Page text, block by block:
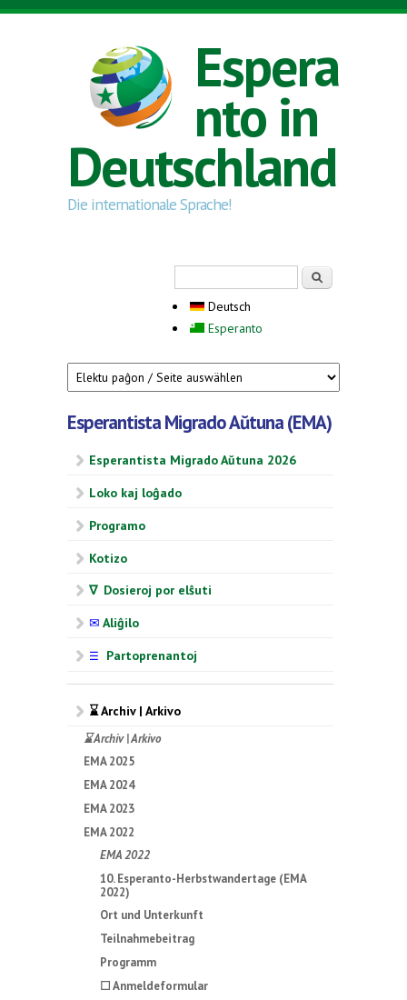
Direkt zum Inhalt
Espera
nto in
Deutschland
Die internationale Sprache!
Deutsch
Esperanto
Esperantista Migrado Aŭtuna (EMA)
Esperantista Migrado Aŭtuna 2026
Loko kaj loĝado
Programo
Kotizo
∇ Dosieroj por elŝuti
✉ Aliĝilo
☰ Partoprenantoj
⌛ Archiv | Arkivo
⌛ Archiv | Arkivo
EMA 2025
EMA 2024
EMA 2023
EMA 2022
EMA 2022
10. Esperanto-Herbstwandertage (EMA
2022)
Ort und Unterkunft
Teilnahmebeitrag
Programm
☐ Anmeldeformular